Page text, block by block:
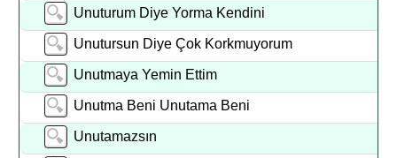
Unuturum Diye Yorma Kendini
Unutursun Diye Çok Korkmuyorum
Unutmaya Yemin Ettim
Unutma Beni Unutama Beni
Unutamazsın